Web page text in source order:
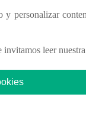
y personalizar
leer